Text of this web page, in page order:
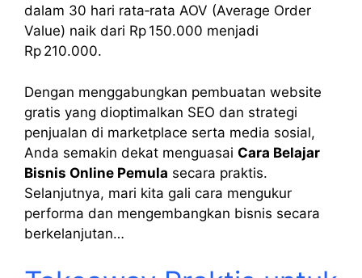
dalam 30 hari rata‑rata AOV (Average Order
Value) naik dari Rp 150.000 menjadi
Rp 210.000.
Dengan menggabungkan pembuatan website
gratis yang dioptimalkan SEO dan strategi
penjualan di marketplace serta media sosial,
Anda semakin dekat menguasai Cara Belajar
Bisnis Online Pemula secara praktis.
Selanjutnya, mari kita gali cara mengukur
performa dan mengembangkan bisnis secara
berkelanjutan…